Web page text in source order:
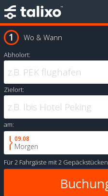
Wo & Wann
Abholort:
Zielort:
am:
09.08
Morgen
Für2 Fahrgäste mit2 Gepäckstücken